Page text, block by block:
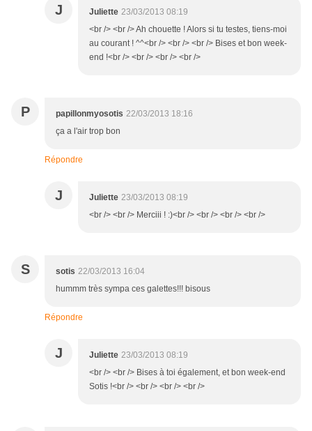
J Juliette 23/03/2013 08:19
<br /> <br /> Ah chouette ! Alors si tu testes, tiens-moi
au courant ! ^^<br /> <br /> <br /> Bises et bon week-
end !<br /> <br /> <br /> <br />
P papillonmyosotis 22/03/2013 18:16
ça a l'air trop bon
Répondre
J Juliette 23/03/2013 08:19
<br /> <br /> Merciii ! :)<br /> <br /> <br /> <br />
S sotis 22/03/2013 16:04
hummm très sympa ces galettes!!! bisous
Répondre
J Juliette 23/03/2013 08:19
<br /> <br /> Bises à toi également, et bon week-end
Sotis !<br /> <br /> <br /> <br />